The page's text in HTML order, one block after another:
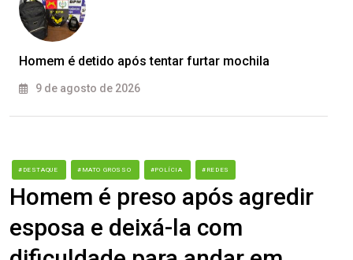
Homem é detido após tentar furtar mochila
9 de agosto de 2026
#DESTAQUE #MATO GROSSO #POLÍCIA #REDES
Homem é preso após agredir
esposa e deixá-la com